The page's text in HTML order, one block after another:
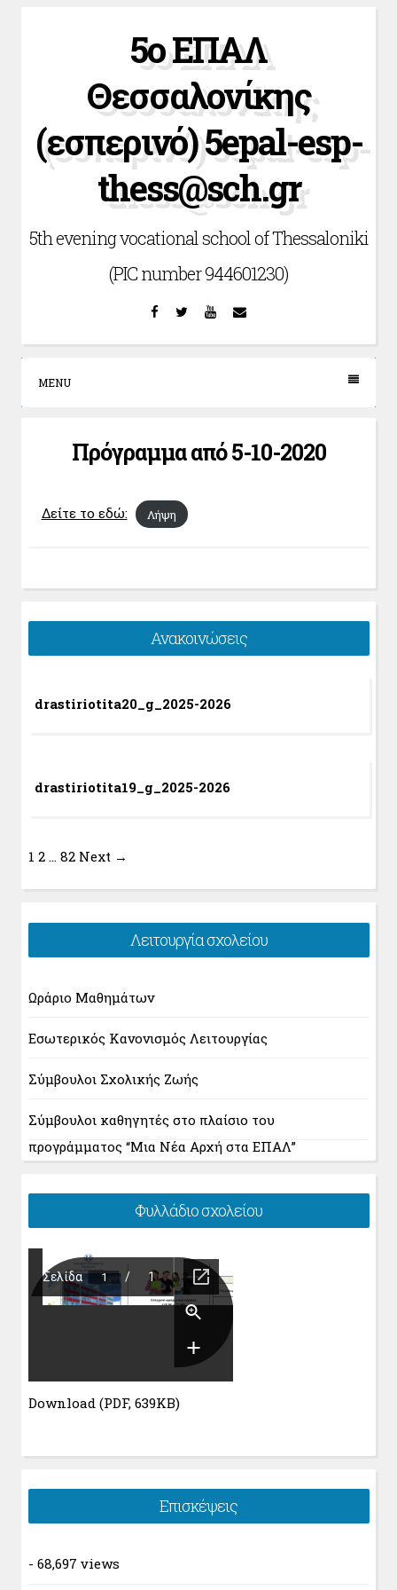
5ο ΕΠΑΛ
Θεσσαλονίκης
(εσπερινό) 5epal-esp-
thess@sch.gr
5th evening vocational school of Thessaloniki
(PIC number 944601230)
Facebook
Twitter YouTube
MENU
Πρόγραμμα από 5-10-2020
Δείτε το εδώ: Λήψη
Ανακοινώσεις
drastiriotita20_g_2025-2026
drastiriotita19_g_2025-2026
1 2 … 82 Next →
Λειτουργία σχολείου
Ωράριο Μαθημάτων
Εσωτερικός Κανονισμός Λειτουργίας
Σύμβουλοι Σχολικής Ζωής
Σύμβουλοι καθηγητές στο πλαίσιο του
προγράμματος “Μια Νέα Αρχή στα ΕΠΑΛ”
Φυλλάδιο σχολείου
Download (PDF, 639KB)
Επισκέψεις
- 68,697 views